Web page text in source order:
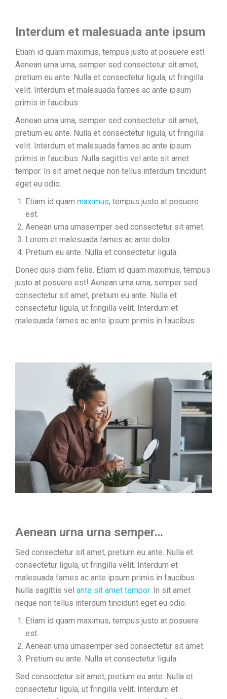
Interdum et malesuada ante ipsum
Etiam id quam maximus, tempus justo at posuere est!
Aenean urna urna, semper sed consectetur sit amet,
pretium eu ante. Nulla et consectetur ligula, ut fringilla
velit. Interdum et malesuada fames ac ante ipsum
primis in faucibus.
Aenean urna urna, semper sed consectetur sit amet,
pretium eu ante. Nulla et consectetur ligula, ut fringilla
velit. Interdum et malesuada fames ac ante ipsum
primis in faucibus. Nulla sagittis vel ante sit amet
tempor. In sit amet neque non tellus interdum tincidunt
eget eu odio.
Etiam id quam maximus, tempus justo at posuere
est.
Aenean urna urnasemper sed consectetur sit amet.
Lorem et malesuada fames ac ante dolor.
Pretium eu ante. Nulla et consectetur ligula.
Donec quis diam felis. Etiam id quam maximus, tempus
justo at posuere est! Aenean urna urna, semper sed
consectetur sit amet, pretium eu ante. Nulla et
consectetur ligula, ut fringilla velit. Interdum et
malesuada fames ac ante ipsum primis in faucibus.
Aenean urna urna semper…
Sed consectetur sit amet, pretium eu ante. Nulla et
consectetur ligula, ut fringilla velit. Interdum et
malesuada fames ac ante ipsum primis in faucibus.
Nulla sagittis vel ante sit amet tempor. In sit amet
neque non tellus interdum tincidunt eget eu odio.
Etiam id quam maximus, tempus justo at posuere
est.
Aenean urna urnasemper sed consectetur sit amet.
Pretium eu ante. Nulla et consectetur ligula.
Sed consectetur sit amet, pretium eu ante. Nulla et
consectetur ligula, ut fringilla velit. Interdum et